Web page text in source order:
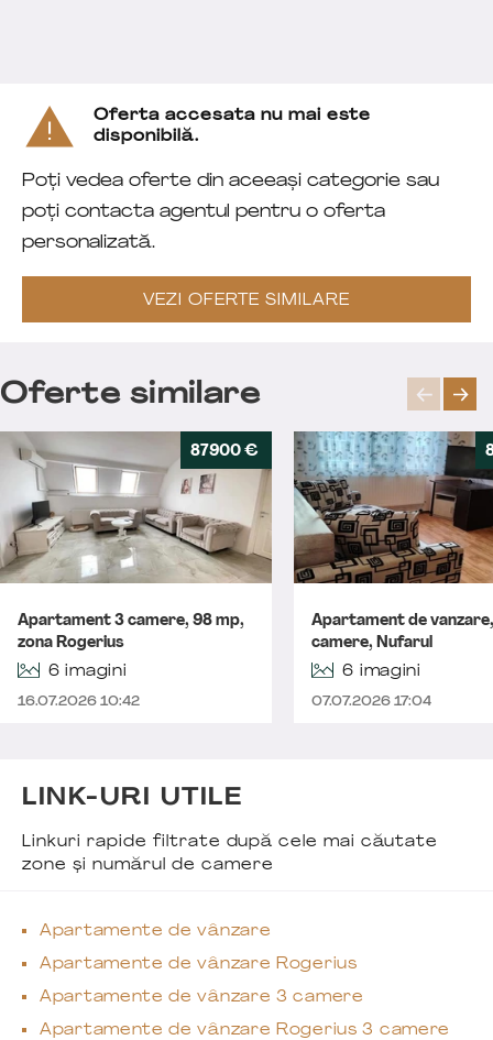
Oferta accesata nu mai este
disponibilă.
Poți vedea oferte din aceeași categorie sau
poți contacta agentul pentru o oferta
personalizată.
VEZI OFERTE SIMILARE
Oferte similare
87900 €
Apartament 3 camere, 98 mp,
zona Rogerius
6 imagini
16.07.2026 10:42
Apartament de
camere, Nufarul
6 imagini
07.07.2026 17:04
LINK-URI UTILE
Linkuri rapide filtrate după cele mai căutate
zone și numărul de camere
Apartamente de vânzare
Apartamente de vânzare Rogerius
Apartamente de vânzare 3 camere
Apartamente de vânzare Rogerius 3 camere